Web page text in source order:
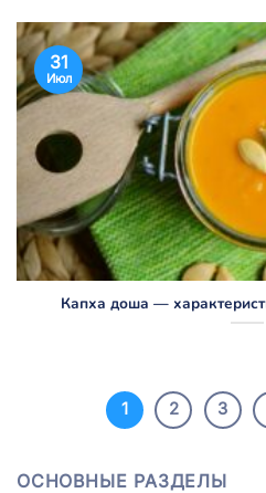
Капха доша —
31
Июл
1 2 3
ОСНОВНЫЕ РАЗДЕЛЫ